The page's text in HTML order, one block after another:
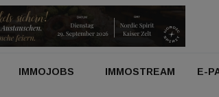
IMMOJOBS IMMOSTREAM E-